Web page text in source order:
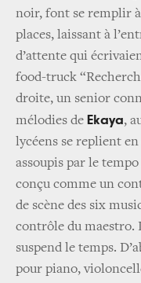
noir, font se remplir à
places, laissant à
d’attente qui
food-truck
droite, un senior
mélodies de Ekaya,
lycéens se replient
assoupis par le
conçu comme un
de scène des six
contrôle du maestro.
suspend le temps.
pour piano,